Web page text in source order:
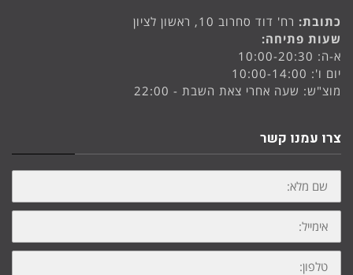
כתובת: רח' דוד סחרוב 10, ראשון לציון
שעות פתיחה:
א-ה: 10:00-20:30
יום ו': 10:00-14:00
מוצ"ש: שעה אחרי צאת השבת - 22:00
צרו עמנו קשר
שם
מלא:
אימייל:
טלפון: